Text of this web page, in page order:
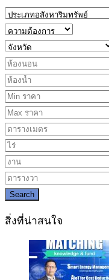
Search
สิ่งที่น่าสนใจ